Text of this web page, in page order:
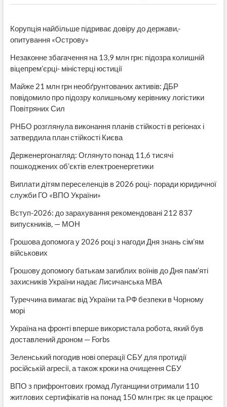
Корупція найбільше підриває довіру до держави,-
опитування «Острову»
Незаконне збагачення на 13,9 млн грн: підозра колишній
віцепрем’єрці- міністерці юстиції
Майже 21 млн грн необґрунтованих активів: ДБР
повідомило про підозру колишньому керівнику логістики
Повітряних Сил
РНБО розглянула виконання планів стійкості в регіонах і
затвердила план стійкості Києва
Держенергонагляд: Оглянуто понад 11,6 тисячі
пошкоджених об’єктів електроенергетики
Виплати дітям переселенців в 2026 році- поради юридичної
служби ГО «ВПО України»
Вступ-2026: до зарахування рекомендовані 212 837
випускників, — МОН
Грошова допомога у 2026 році з нагоди Дня знань сім’ям
військових
Грошову допомогу батькам загиблих воїнів до Дня пам’яті
захисників України надає Лисичанська МВА
Туреччина вимагає від України та РФ безпеки в Чорному
морі
Україна на фронті вперше використала робота, який був
доставлений дроном — Forbs
Зеленський погодив нові операції СБУ для протидії
російській агресії, а також кроки на очищення СБУ
ВПО з прифронтових громад Луганщини отримали 110
житлових сертифікатів на понад 150 млн грн: як це працює